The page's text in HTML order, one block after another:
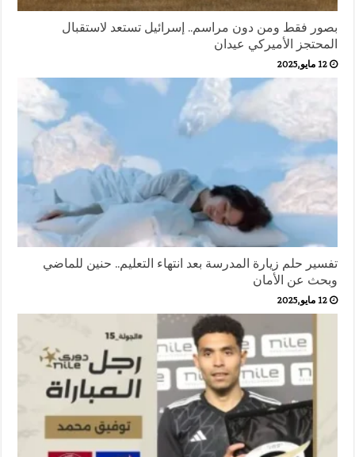
بصور فقط ومن دون مراسم.. إسرائيل تستعد لاستقبال
المحتجز الأميركي عيدان
12 مايو,2025
تفسير حلم زيارة المدرسة بعد انتهاء التعليم.. حنين للماضي
وبحث عن الأمان
12 مايو,2025